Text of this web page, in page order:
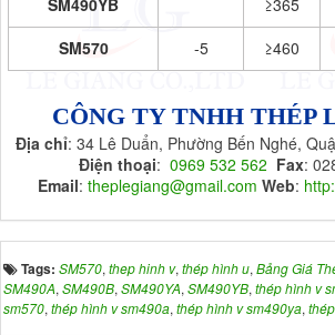
SM490YB
≥365
SM570
-5 ≥460
CÔNG TY TNHH THÉP
Địa chỉ: 34 Lê Duẩn, Phường Bến Nghé,
Điện thoại: 0969 532 562 Fax:
Email: theplegiang@gmail.com Web:
Tags: SM570, thep hinh v, thép hình u, Bảng Giá
SM490A, SM490B, SM490YA, SM490YB, thép hình v
sm570, thép hình v sm490a, thép hình v sm490ya,